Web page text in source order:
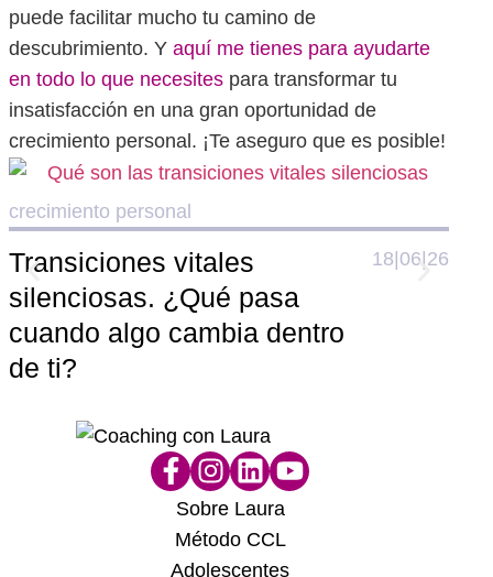
puede facilitar mucho tu camino de
descubrimiento. Y aquí me tienes para ayudarte
en todo lo que necesites para transformar tu
insatisfacción en una gran oportunidad de
crecimiento personal. ¡Te aseguro que es posible!
crecimiento personal
18|06|26
Transiciones vitales
silenciosas. ¿Qué pasa
cuando algo cambia dentro
de ti?
Sobre Laura
Método CCL
Adolescentes